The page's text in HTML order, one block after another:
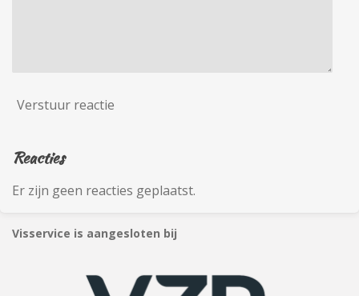
Verstuur reactie
Reacties
Er zijn geen reacties geplaatst.
Visservice is aangesloten bij